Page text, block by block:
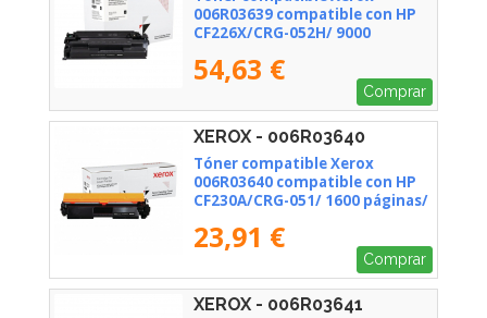
006R03639 compatible con HP
CF226X/CRG-052H/ 9000
54,63 €
Comprar
XEROX - 006R03640
Tóner compatible Xerox
006R03640 compatible con HP
CF230A/CRG-051/ 1600 páginas/
23,91 €
Comprar
XEROX - 006R03641